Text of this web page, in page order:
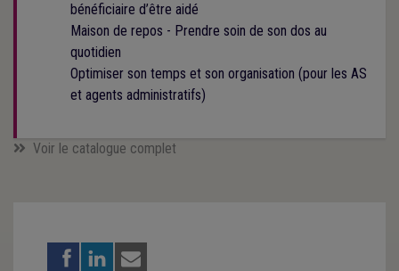
bénéficiaire d’être aidé
Maison de repos - Prendre soin de son dos au
quotidien
Optimiser son temps et son organisation (pour les AS
et agents administratifs)
Voir le catalogue complet